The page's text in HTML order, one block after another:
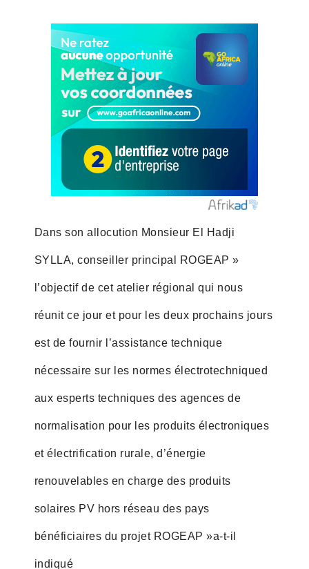
Dans son allocution Monsieur El Hadji
SYLLA, conseiller principal ROGEAP »
l’objectif de cet atelier régional qui nous
réunit ce jour et pour les deux prochains jours
est de fournir l’assistance technique
nécessaire sur les normes électrotechniqued
aux esperts techniques des agences de
normalisation pour les produits électroniques
et électrification rurale, d’énergie
renouvelables en charge des produits
solaires PV hors réseau des pays
bénéficiaires du projet ROGEAP »a-t-il
indiqué